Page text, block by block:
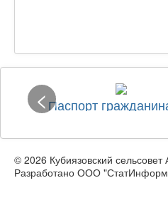
Паспорт
<
© 2026 Кубиязовский сельсовет
Разработано ООО